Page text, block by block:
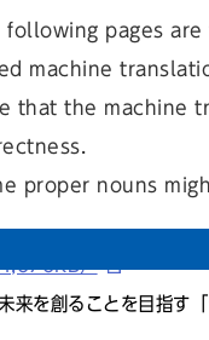
⼀⼈ひとりのウェル
としての独⾃のスマ
9,043KB）
）
来を創ることを目指
following pages are
machine
that the machine
proper nouns